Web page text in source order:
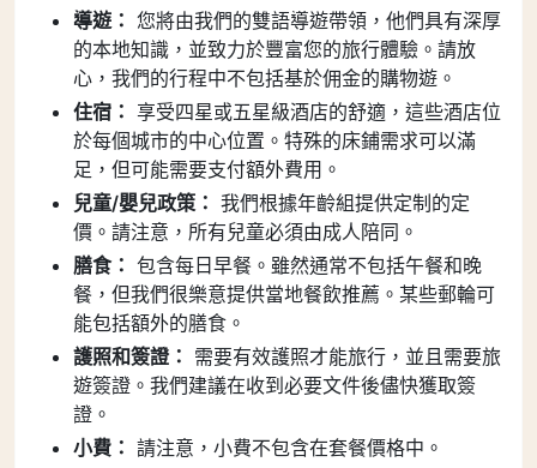
導遊： 您將由我們的雙語導遊帶領，他們具有深厚
的本地知識，並致力於豐富您的旅行體驗。請放
心，我們的行程中不包括基於佣金的購物遊。
住宿： 享受四星或五星級酒店的舒適，這些酒店位
於每個城市的中心位置。特殊的床鋪需求可以滿
足，但可能需要支付額外費用。
兒童/嬰兒政策： 我們根據年齡組提供定制的定
價。請注意，所有兒童必須由成人陪同。
膳食： 包含每日早餐。雖然通常不包括午餐和晚
餐，但我們很樂意提供當地餐飲推薦。某些郵輪可
能包括額外的膳食。
護照和簽證： 需要有效護照才能旅行，並且需要旅
遊簽證。我們建議在收到必要文件後儘快獲取簽
證。
小費： 請注意，小費不包含在套餐價格中。